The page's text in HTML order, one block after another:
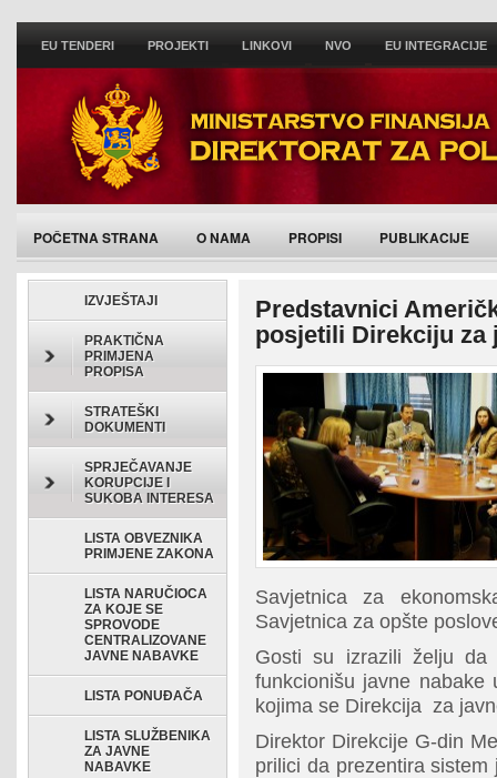
EU TENDERI PROJEKTI LINKOVI NVO EU INTEGRACIJE
POČETNA STRANA O NAMA PROPISI PUBLIKACIJE
IZVJEŠTAJI
PRAKTIČNA
PRIMJENA
PROPISA
STRATEŠKI
DOKUMENTI
SPRJEČAVANJE
KORUPCIJE I
SUKOBA INTERESA
LISTA OBVEZNIKA
PRIMJENE ZAKONA
LISTA NARUČIOCA
ZA KOJE SE
SPROVODE
CENTRALIZOVANE
JAVNE NABAVKE
LISTA PONUĐAČA
LISTA SLUŽBENIKA
ZA JAVNE
NABAVKE
Predstavnici
posjetili Direkciju za
Savjetnica za
Savjetnica za opšte
Gosti su izrazili želju
funkcionišu javne
kojima se Direkcija za
Direktor Direkcije G-din
prilici da prezentira